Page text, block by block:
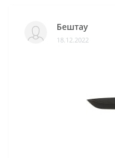
Бештау
18.12.2022